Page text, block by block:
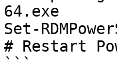
64.exe
Set-
# Restart
```